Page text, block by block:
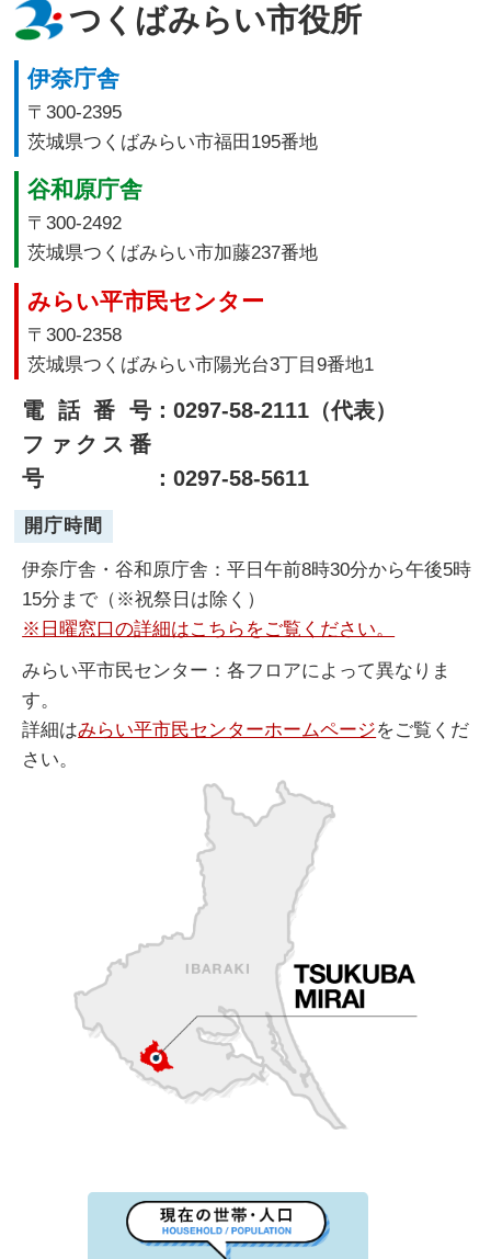
つくばみらい市役所
伊奈庁舎
〒300-2395
茨城県つくばみらい市福田195番地
谷和原庁舎
〒300-2492
茨城県つくばみらい市加藤237番地
みらい平市民センター
〒300-2358
茨城県つくばみらい市陽光台3丁目9番地1
電話番号：0297-58-2111（代表）
ファクス番
号
：0297-58-5611
開庁時間
伊奈庁舎・谷和原庁舎：平日午前8時30分から午後5時
15分まで（※祝祭日は除く）
※日曜窓口の詳細はこちらをご覧ください。
みらい平市民センター：各フロアによって異なりま
す。
詳細はみらい平市民センターホームページをご覧くだ
さい。